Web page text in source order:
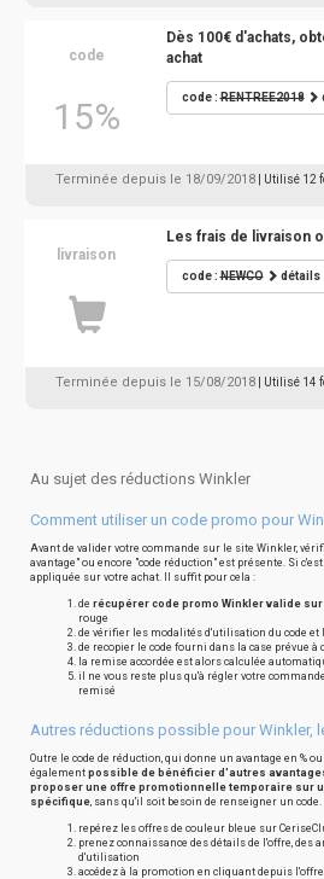
code
15%
Dès 100€ d'achats,
achat
code :RENTREE2018
Terminée depuis le 18/09/2018 | Utilisé 12
livraison
Les frais de livraison
code :NEWCO détails
Terminée depuis le 15/08/2018 | Utilisé 14
Au sujet des réductions Winkler
Comment utiliser un code promo pour
Avant de valider votre commande sur le site Winkler,
avantage" ou encore "code réduction" est présente. Si
appliquée sur votre achat. Il suffit pour cela :
de récupérer code promo Winkler valide sur
rouge
de vérifier les modalités d'utilisation du code et
de recopier le code fourni dans la case prévue
la remise accordée est alors calculée
il ne vous reste plus qu'à régler votre
remisé
Autres réductions possible pour Winkler,
Outre le code de réduction, qui donne un avantage en %
également possible de bénéficier d'autres
proposer une offre promotionnelle temporaire sur
spécifique, sans qu'il soit besoin de renseigner un
repérez les offres de couleur bleue sur
prenez connaissance des détails de l'offre, des
d'utilisation
accédez à la promotion en cliquant depuis